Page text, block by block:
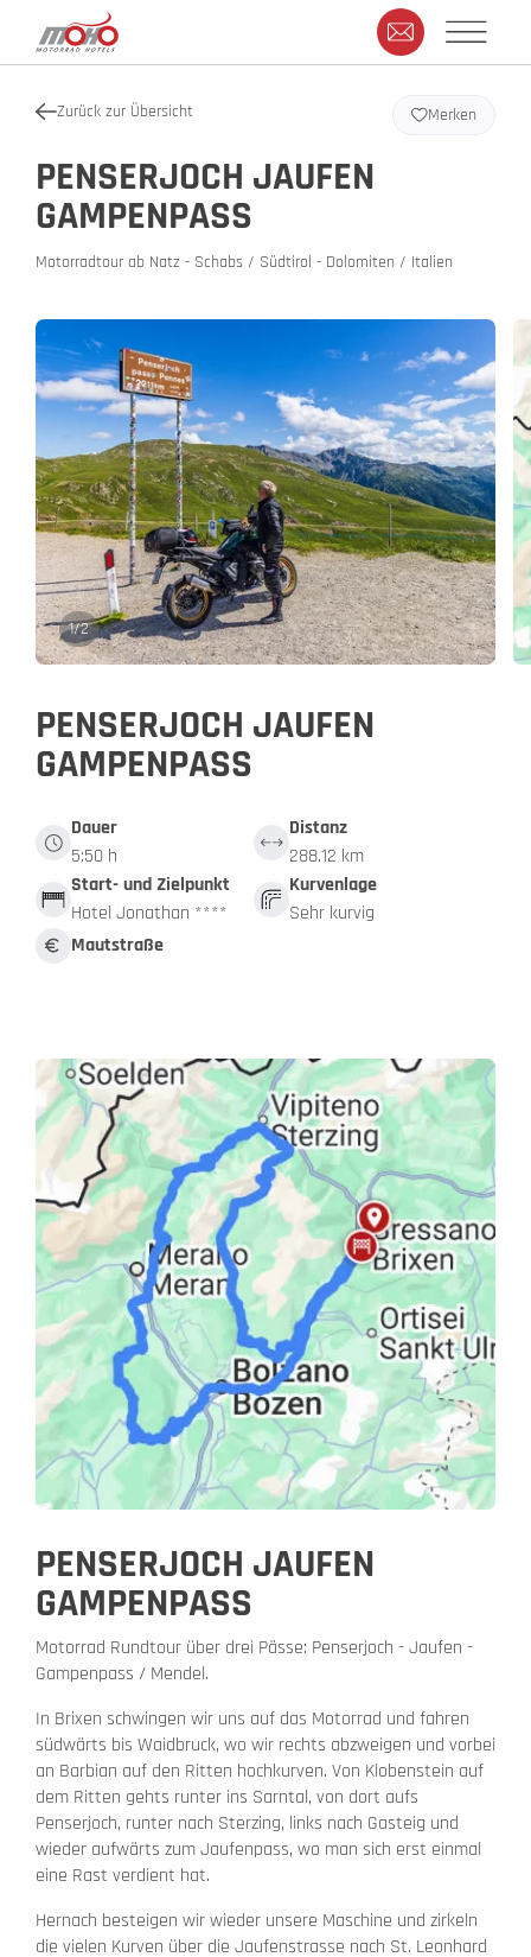
Zurück zur Übersicht
PENSERJOCH JAUFEN
GAMPENPASS
Motorradtour ab Natz - Schabs / Südtirol - Dolomiten / Italien
Merken
1/2
PENSERJOCH JAUFEN
GAMPENPASS
Dauer
5:50 h
Distanz
288.12 km
Start- und Zielpunkt
Hotel Jonathan ****
Kurvenlage
Sehr kurvig
Mautstraße
PENSERJOCH JAUFEN
GAMPENPASS
Motorrad Rundtour über drei Pässe: Penserjoch - Jaufen -
Gampenpass / Mendel.
In Brixen schwingen wir uns auf das Motorrad und fahren
südwärts bis Waidbruck, wo wir rechts abzweigen und vorbei
an Barbian auf den Ritten hochkurven. Von Klobenstein auf
dem Ritten gehts runter ins Sarntal, von dort aufs
Penserjoch, runter nach Sterzing, links nach Gasteig und
wieder aufwärts zum Jaufenpass, wo man sich erst einmal
eine Rast verdient hat.
Hernach besteigen wir wieder unsere Maschine und zirkeln
die vielen Kurven über die Jaufenstrasse nach St. Leonhard